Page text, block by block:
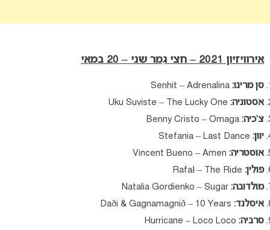
אירוויזיון 2021 – חצי גמר שני – 20 במאי
סן מרינו:
אסטוניה:
צ’כיה:
יוון:
אוסטריה:
פולין:
מולדובה:
איסלנד:
סרביה: